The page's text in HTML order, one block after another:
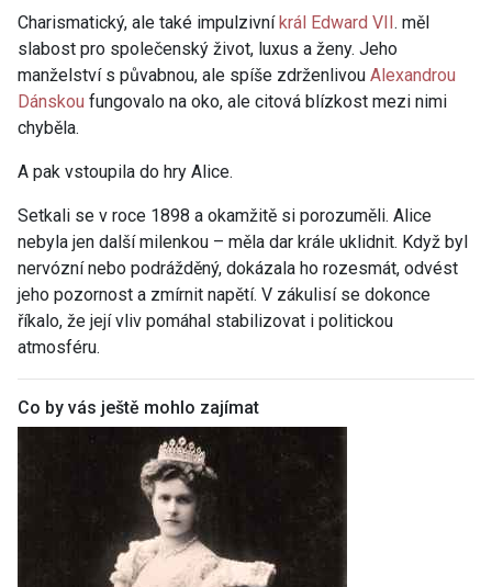
Charismatický, ale také impulzivníkrál Edward VII. měl
slabost pro společenský život, luxus a ženy. Jeho
manželství s půvabnou, ale spíše zdrženlivou Alexandrou
Dánskou fungovalo na oko, ale citová blízkost mezi nimi
chyběla.
A pak vstoupila do hry Alice.
Setkali se v roce 1898 a okamžitě si porozuměli. Alice
nebyla jen další milenkou – měla dar krále uklidnit. Když byl
nervózní nebo podrážděný, dokázala ho rozesmát, odvést
jeho pozornost a zmírnit napětí. V zákulisí se dokonce
říkalo, že její vliv pomáhal stabilizovat i politickou
atmosféru.
Co by vás ještě mohlo zajímat